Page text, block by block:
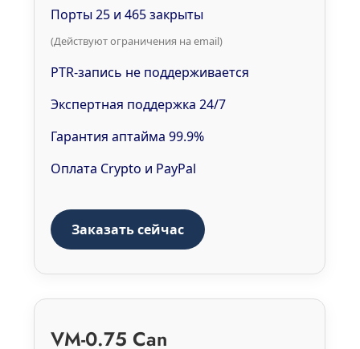
Порты 25 и 465 закрыты
(Действуют ограничения на email)
PTR-запись не поддерживается
Экспертная поддержка 24/7
Гарантия аптайма 99.9%
Оплата Crypto и PayPal
Заказать сейчас
VM-0.75 Can